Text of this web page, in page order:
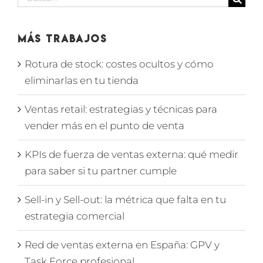
Más Trabajos
Rotura de stock: costes ocultos y cómo
eliminarlas en tu tienda
Ventas retail: estrategias y técnicas para
vender más en el punto de venta
KPIs de fuerza de ventas externa: qué medir
para saber si tu partner cumple
Sell-in y Sell-out: la métrica que falta en tu
estrategia comercial
Red de ventas externa en España: GPV y